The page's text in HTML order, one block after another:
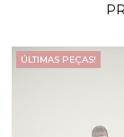
ÚLTIMAS PEÇAS!